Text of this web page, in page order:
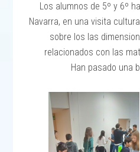
Los alumnos de 5º y 6º
Navarra, en una visita
sobre los las
relacionados con las
Han pasado una